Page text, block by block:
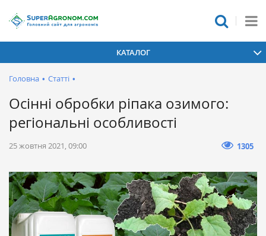
КАТАЛОГ
Головна • Статті •
Осінні обробки ріпака озимого:
регіональні особливості
25 жовтня 2021, 09:00 1305